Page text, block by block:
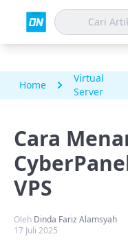
Home
Virtual
Server
Cara
VPS
Oleh Dinda Fariz Alamsyah
17 Juli 2025